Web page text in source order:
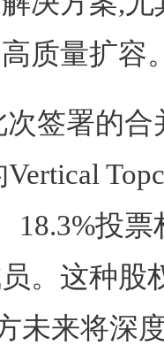
质量扩容
次签署的
18.3%投
。这种股
未来将深